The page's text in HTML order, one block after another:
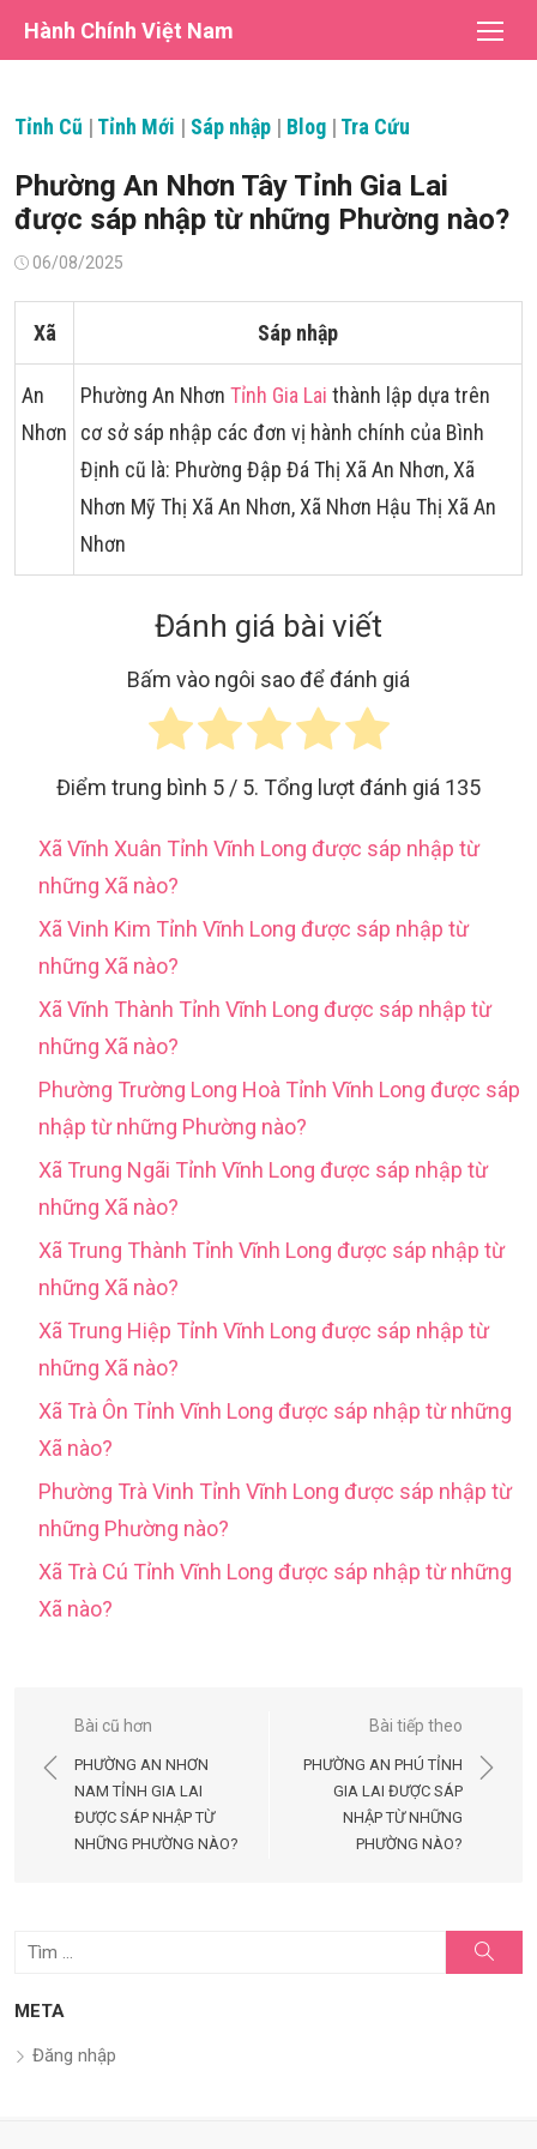
Hành Chính Việt Nam
Tỉnh Cũ | Tỉnh Mới | Sáp nhập | Blog | Tra Cứu
Phường An Nhơn Tây Tỉnh Gia Lai
được sáp nhập từ những Phường nào?
Đăng06/08/2025
Xã Sáp nhập
An
Nhơn
Phường An Nhơn Tỉnh Gia Lai thành lập dựa trên
cơ sở sáp nhập các đơn vị hành chính của Bình
Định cũ là: Phường Đập Đá Thị Xã An Nhơn, Xã
Nhơn Mỹ Thị Xã An Nhơn, Xã Nhơn Hậu Thị Xã An
Nhơn
Đánh giá bài viết
Bấm vào ngôi sao để đánh giá
Điểm trung bình 5 / 5. Tổng lượt đánh giá 135
Xã Vĩnh Xuân Tỉnh Vĩnh Long được sáp nhập từ
những Xã nào?
Xã Vinh Kim Tỉnh Vĩnh Long được sáp nhập từ
những Xã nào?
Xã Vĩnh Thành Tỉnh Vĩnh Long được sáp nhập từ
những Xã nào?
Phường Trường Long Hoà Tỉnh Vĩnh Long được sáp
nhập từ những Phường nào?
Xã Trung Ngãi Tỉnh Vĩnh Long được sáp nhập từ
những Xã nào?
Xã Trung Thành Tỉnh Vĩnh Long được sáp nhập từ
những Xã nào?
Xã Trung Hiệp Tỉnh Vĩnh Long được sáp nhập từ
những Xã nào?
Xã Trà Ôn Tỉnh Vĩnh Long được sáp nhập từ những
Xã nào?
Phường Trà Vinh Tỉnh Vĩnh Long được sáp nhập từ
những Phường nào?
Xã Trà Cú Tỉnh Vĩnh Long được sáp nhập từ những
Xã nào?
Điều
hướng
viết
Bài cũ hơn
PHƯỜNG AN NHƠN
NAM TỈNH GIA LAI
ĐƯỢC SÁP NHẬP TỪ
NHỮNG PHƯỜNG NÀO?
Bài tiếp theo
PHƯỜNG AN PHÚ TỈNH
GIA LAI ĐƯỢC SÁP
NHẬP TỪ NHỮNG
PHƯỜNG NÀO?
Tìm
quả
kiếm
META
Đăng nhập